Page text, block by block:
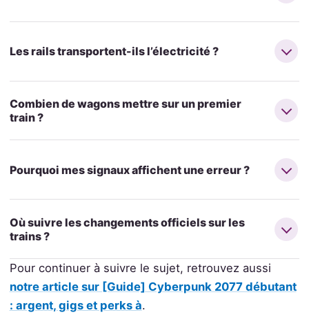
Les rails transportent-ils l’électricité ?
Combien de wagons mettre sur un premier
train ?
Pourquoi mes signaux affichent une erreur ?
Où suivre les changements officiels sur les
trains ?
Pour continuer à suivre le sujet, retrouvez aussi
notre article sur [Guide] Cyberpunk 2077 débutant
: argent, gigs et perks à.